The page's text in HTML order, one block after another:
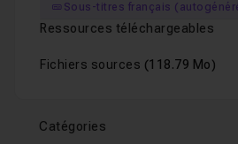
Sous-titres français
Ressources téléchargeables
Fichiers sources (118.79 Mo)
Catégories